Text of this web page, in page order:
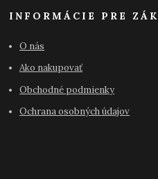
INFORMÁCIE PRE
O nás
Ako nakupovať
Obchodné podmienky
Ochrana osobných údajov